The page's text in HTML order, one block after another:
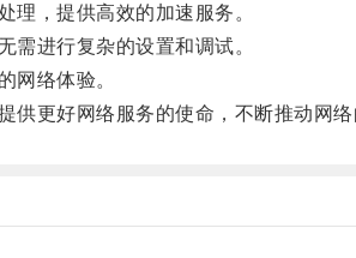
，提供高效的加速服务。
进行复杂的设置和调试。
络体验。
更好网络服务的使命，不断推动网络